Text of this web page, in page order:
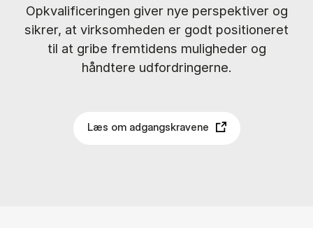
Opkvalificeringen giver nye perspektiver og
sikrer, at virksomheden er godt positioneret
til at gribe fremtidens muligheder og
håndtere udfordringerne.
Læs om adgangskravene